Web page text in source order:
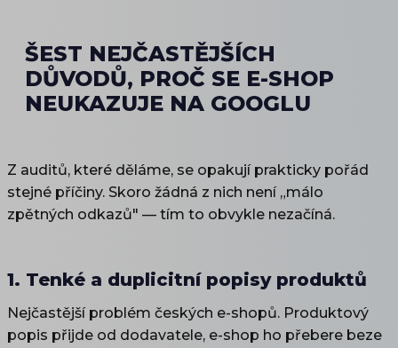
ŠEST NEJČASTĚJŠÍCH
DŮVODŮ, PROČ SE E-SHOP
NEUKAZUJE NA GOOGLU
Z auditů, které děláme, se opakují prakticky pořád
stejné příčiny. Skoro žádná z nich není „málo
zpětných odkazů" — tím to obvykle nezačíná.
1. Tenké a duplicitní popisy produktů
Nejčastější problém českých e-shopů. Produktový
popis přijde od dodavatele, e-shop ho přebere beze